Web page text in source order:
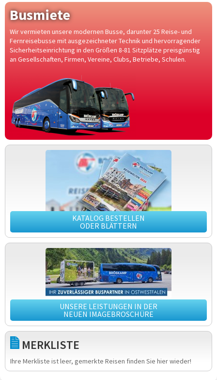
Busmiete
Wir vermieten unsere modernen Busse, darunter 25 Reise- und
Fernreisebusse mit ausgezeichneter Technik und hervorragender
Sicherheitseinrichtung in den Größen 8-81 Sitzplätze preisgünstig
an Gesellschaften, Firmen, Vereine, Clubs, Betriebe, Schulen.
KATALOG BESTELLEN
ODER BLÄTTERN
UNSERE LEISTUNGEN IN DER
NEUEN IMAGEBROSCHÜRE
MERKLISTE
Ihre Merkliste ist leer, gemerkte Reisen finden Sie hier wieder!